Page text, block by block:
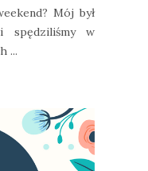
Mój był
spędziliśmy w
...